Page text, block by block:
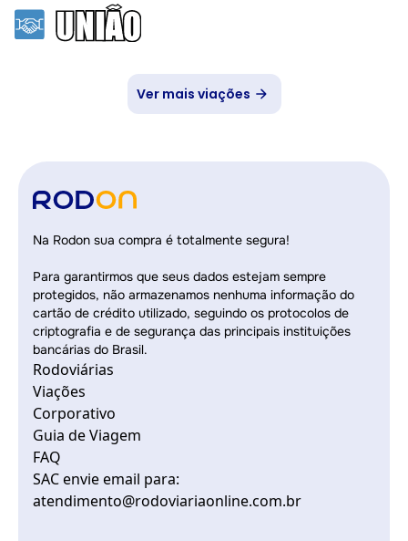
Ver mais viações
Na Rodon sua compra é totalmente segura!
Para garantirmos que seus dados estejam sempre
protegidos, não armazenamos nenhuma informação do
cartão de crédito utilizado, seguindo os protocolos de
criptografia e de segurança das principais instituições
bancárias do Brasil.
Rodoviárias
Viações
Corporativo
Guia de Viagem
FAQ
SAC envie email para:
atendimento@rodoviariaonline.com.br